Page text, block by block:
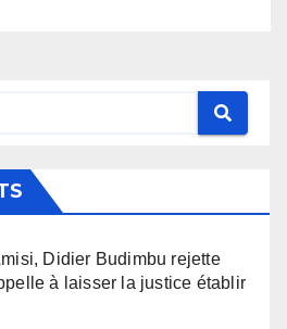
Didier Budimbu rejette
à laisser la justice établir